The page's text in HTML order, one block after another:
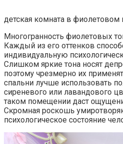
детская комната в фиолетовом
Многогранность фиолетовых
Каждый из его оттенков
индивидуальную
Слишком яркие тона носят
поэтому чрезмерно их
спальни лучше использовать
сиреневого или лавандового
таком помещении даст
Скромная роскошь
психологическое состояние